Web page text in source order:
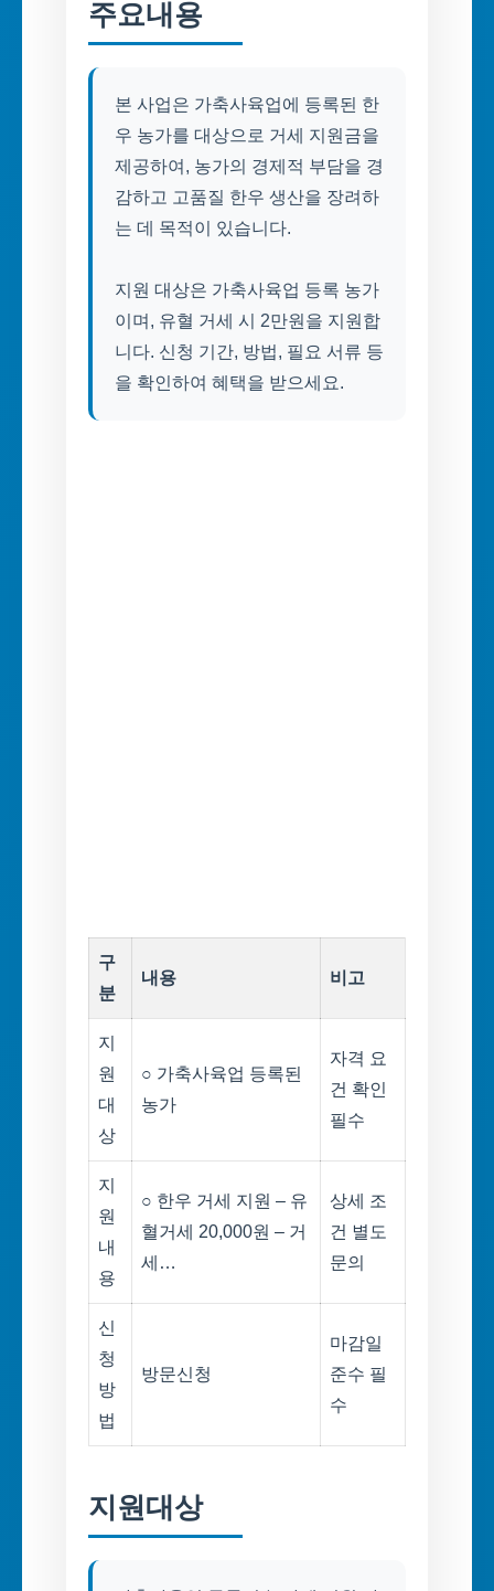
주요내용
본 사업은 가축사육업에 등록된 한
우 농가를 대상으로 거세 지원금을
제공하여, 농가의 경제적 부담을 경
감하고 고품질 한우 생산을 장려하
는 데 목적이 있습니다.
지원 대상은 가축사육업 등록 농가
이며, 유혈 거세 시 2만원을 지원합
니다. 신청 기간, 방법, 필요 서류 등
을 확인하여 혜택을 받으세요.
구
분
내용 비고
지
원
대
상
○ 가축사육업 등록된
농가
자격 요
건 확인
필수
지
원
내
용
○ 한우 거세 지원 – 유
혈거세 20,000원 – 거
세…
상세 조
건 별도
문의
신
청
방
법
방문신청
마감일
준수 필
수
지원대상